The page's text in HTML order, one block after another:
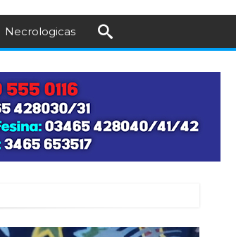
Necrologicas